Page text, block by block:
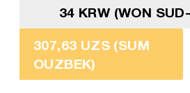
34 KRW (WON
307,63 UZS (SUM
OUZBEK)